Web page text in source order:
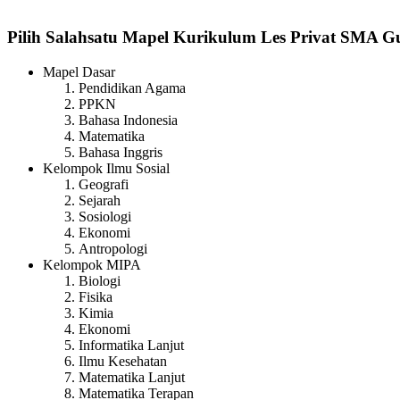
Pilih Salahsatu Mapel Kurikulum Les Privat SMA
Mapel Dasar
Pendidikan Agama
PPKN
Bahasa Indonesia
Matematika
Bahasa Inggris
Kelompok Ilmu Sosial
Geografi
Sejarah
Sosiologi
Ekonomi
Antropologi
Kelompok MIPA
Biologi
Fisika
Kimia
Ekonomi
Informatika Lanjut
Ilmu Kesehatan
Matematika Lanjut
Matematika Terapan